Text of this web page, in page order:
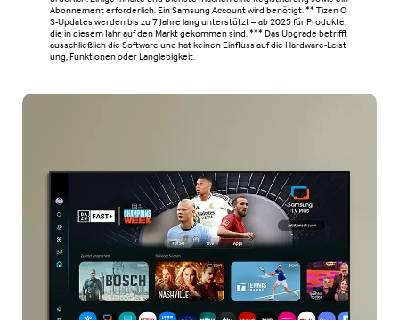
Abonnement erforderlich. Ein Samsung Account wird benötigt. ** Tizen O
S-Updates werden bis zu 7 Jahre lang unterstützt – ab 2025 für Produkte,
die in diesem Jahr auf den Markt gekommen sind. *** Das Upgrade betrifft
ausschließlich die Software und hat keinen Einfluss auf die Hardware-Leist
ung, Funktionen oder Langlebigkeit.